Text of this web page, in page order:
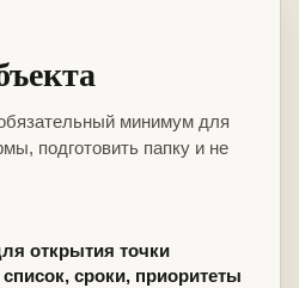
минимум для
подготовить папку и не
открытия точки
сроки, приоритеты